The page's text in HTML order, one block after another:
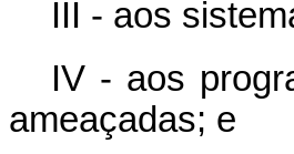
III - aos
IV - aos
ameaçadas; e